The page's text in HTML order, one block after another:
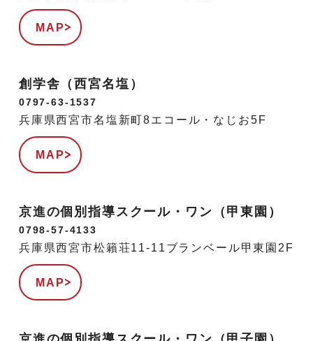
MAP
創学舎（西宮名塩）
0797-63-1537
兵庫県西宮市名塩新町8エコール・なじお5F
MAP
京進の個別指導スクール・ワン（甲東園）
0798-57-4133
兵庫県西宮市松籟荘11-11ブランベール甲東園2F
MAP